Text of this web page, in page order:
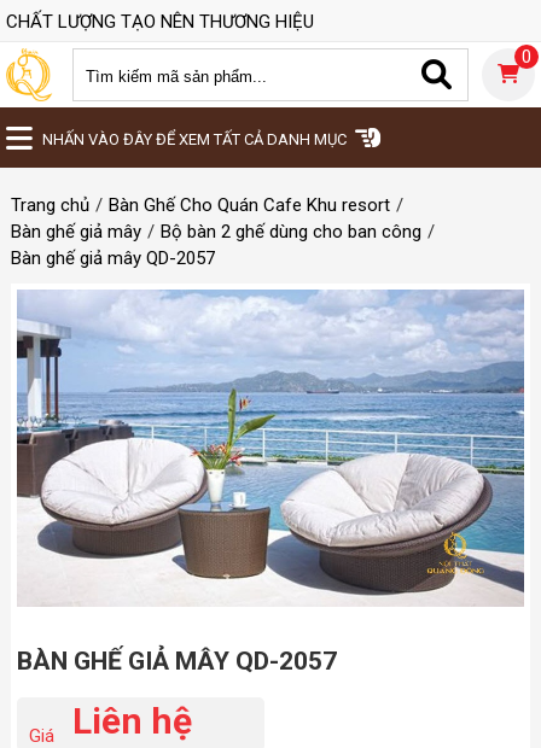
CHẤT LƯỢNG TẠO NÊN THƯƠNG HIỆU
0
NHẤN VÀO ĐÂY ĐỂ XEM TẤT CẢ DANH MỤC
Trang chủ
Bàn Ghế Cho Quán Cafe Khu resort
Bàn ghế giả mây
Bộ bàn 2 ghế dùng cho ban công
Bàn ghế giả mây QD-2057
BÀN GHẾ GIẢ MÂY QD-2057
Giá Liên hệ